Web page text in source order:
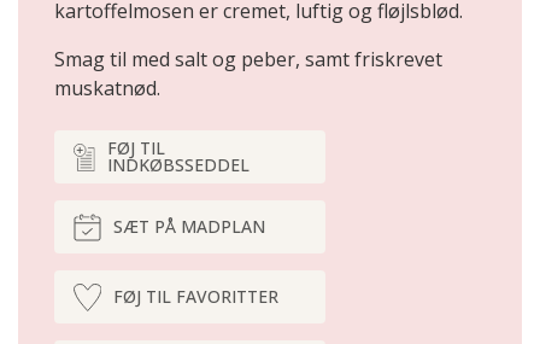
kartoffelmosen er cremet, luftig og fløjlsblød.
Smag til med salt og peber, samt friskrevet
muskatnød.
FØJ TIL
INDKØBSSEDDEL
SÆT PÅ MADPLAN
FØJ TIL FAVORITTER